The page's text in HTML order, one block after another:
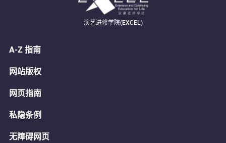
演艺进修学院(EXCEL)
A-Z 指南
网站版权
网页指南
私隐条例
无障碍网页